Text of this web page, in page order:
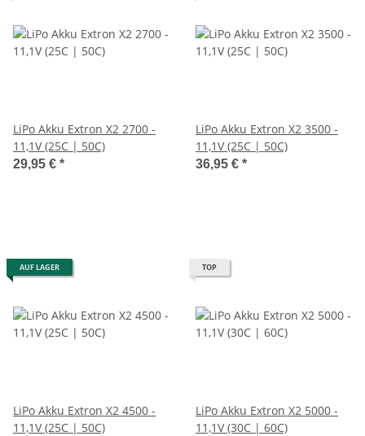
LiPo Akku Extron X2 2700 -
11,1V (25C | 50C)
29,95 € *
LiPo Akku Extron X2 3500 -
11,1V (25C | 50C)
36,95 € *
AUF LAGER
LiPo Akku Extron X2 4500 -
11,1V (25C | 50C)
TOP
LiPo Akku Extron X2 5000 -
11,1V (30C | 60C)